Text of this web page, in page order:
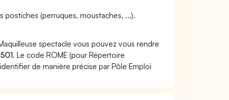
(perruques, moustaches, ...).
spectacle vous pouvez vous rendre
. Le code ROME (pour Répertoire
de manière précise par Pôle Emploi